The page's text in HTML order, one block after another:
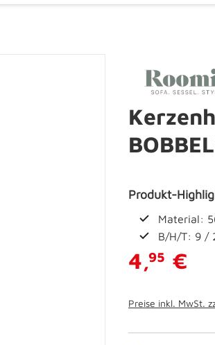
Produkt-
Material:
B/H/T: 9 /
4,95 €
Preise inkl. MwSt.